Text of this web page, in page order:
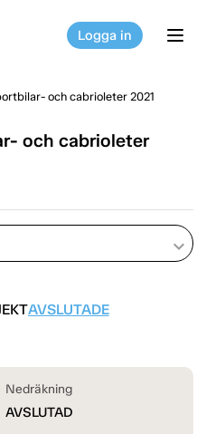
Logga in
och cabrioleter 2021
och cabrioleter
keyboard_arrow_down
AVSLUTADE
Nedräkning
AVSLUTAD